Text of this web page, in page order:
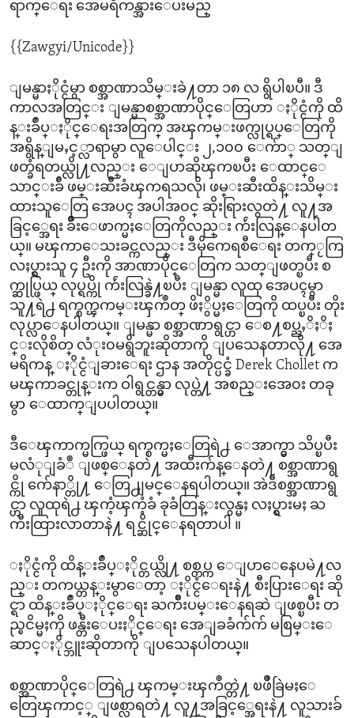
ရာက္ေရး အေမရိကန္အားေပးမည္
{{Zawgyi/Unicode}}
ျမန္မာႏိုင္ငံမွာ စစ္အာဏာသိမ္းခဲ႔တာ ၁၈ လ ရွိပါၿပီ။ ဒီ
ကာလအတြင္း ျမန္မာစစ္အာဏာပိုင္ေတြဟာ ႏိုင္ငံကို ထိ
န္းခ်ဳပ္ႏိုင္ေရးအတြက္ အၾကမ္းဖက္လုပ္ရပ္ေတြကို
အရွိန္ျမႇင့္လာရာမွာ လူေပါင္း ၂,၁၀၀ ေက်ာ္ သတ္ျ
ဖတ္ခံရတယ္လို႔လည္း ေျပာဆိုၾကၿပီး ေထာင္ေ
သာင္းခ်ီ ဖမ္းဆီးခံၾကရသလို၊ ဖမ္းဆီးထိန္းသိမ္း
ထားသူေတြ အေပၚ အပါအ၀င္ ဆိုးရြားလွတဲ႔ လူ႔အ
ခြင့္အေရး ခ်ိဳးေဖာက္မႈေတြကိုလည္း က်ဴးလြန္ေနပါတ
ယ္။ မၾကာေသးခင္ကလည္း ဒီမိုကေရစီေရး တက္ႂကြ
လႈပ္ရွားသူ ၄ ဦးကို အာဏာပိုင္ေတြက သတ္ျဖတ္ၿပီး စ
က္ဆုပ္ဖြယ္ လုပ္ရပ္ကို က်ဴးလြန္ခဲ႔ၿပီး ျမန္မာ လူထု အေပၚမွာ
သူ႔ရဲ႕ ရက္စက္ၾကမ္းၾကဳတ္ ဖိႏွိပ္မႈေတြကို ထပ္ၿပီး တိုး
လုပ္လာေနပါတယ္။ ျမန္မာ စစ္အာဏာရွင္ဟာ ေစ႔စပ္ညႇိႏိႈ
င္းလိုစိတ္ လံုး၀မရွိဘူးဆိုတာကို ျပသေနတာလို႔ အေ
မရိကန္ ႏိုင္ငံျခားေရး ဌာန အတိုင္ပင္ခံ Derek Chollet က
မၾကာခင္တုန္းက ဝါရွင္တန္မွာ လုပ္တဲ႔ အစည္းအေ၀း တခု
မွာ ေထာက္ျပပါတယ္။
ဒီေၾကာက္မက္ဖြယ္ ရက္စက္မႈေတြရဲ႕ ေအာက္မွာ သိပ္ၿပီး
မလံုျခံဳ ျဖစ္ေနတဲ႔ အထီးက်န္ေနတဲ႔ စစ္အာဏာရွ
င္ကို က်ေနာ္တို႔ ေတြ႕ျမင္ေနရပါတယ္။ အဲဒီစစ္အာဏာရွ
င္ဟာ လူထုရဲ႕ ၾကံ့ၾကံ့ခံ ခုခံတြန္းလွန္မႈ လႈပ္ရွားမႈ ႀ
ကီးထြားလာတာနဲ႔ ရင္ဆိုင္ေနရတာပါ ။
ႏိုင္ငံကို ထိန္းခ်ဳပ္ႏိုင္တယ္လို႔ စစ္တပ္က ေျပာေနေပမဲ႔လ
ည္း တကယ္တန္းမွာေတာ့ ႏိုင္ငံေရးနဲ႔ စီးပြားေရး ဆို
င္ရာ ထိန္းခ်ဳပ္ႏိုင္ေရး ႀကိဳးပမ္းေနရဆဲ ျဖစ္ၿပီး တ
ည္ၿငိမ္မႈကို ဖန္တီးေပးႏိုင္ေရး အေျခခံက်က် မစြမ္းေ
ဆာင္ႏိုင္ဘူးဆိုတာကို ျပသေနပါတယ္။
စစ္အာဏာပိုင္ေတြရဲ႕ ၾကမ္းၾကဳတ္တဲ႔ ၿဖိဳခြဲမႈေ
တြေၾကာင့္ ျဖစ္လာရတဲ႔ လူ႔အခြင့္အေရးနဲ႔ လူသားခ်